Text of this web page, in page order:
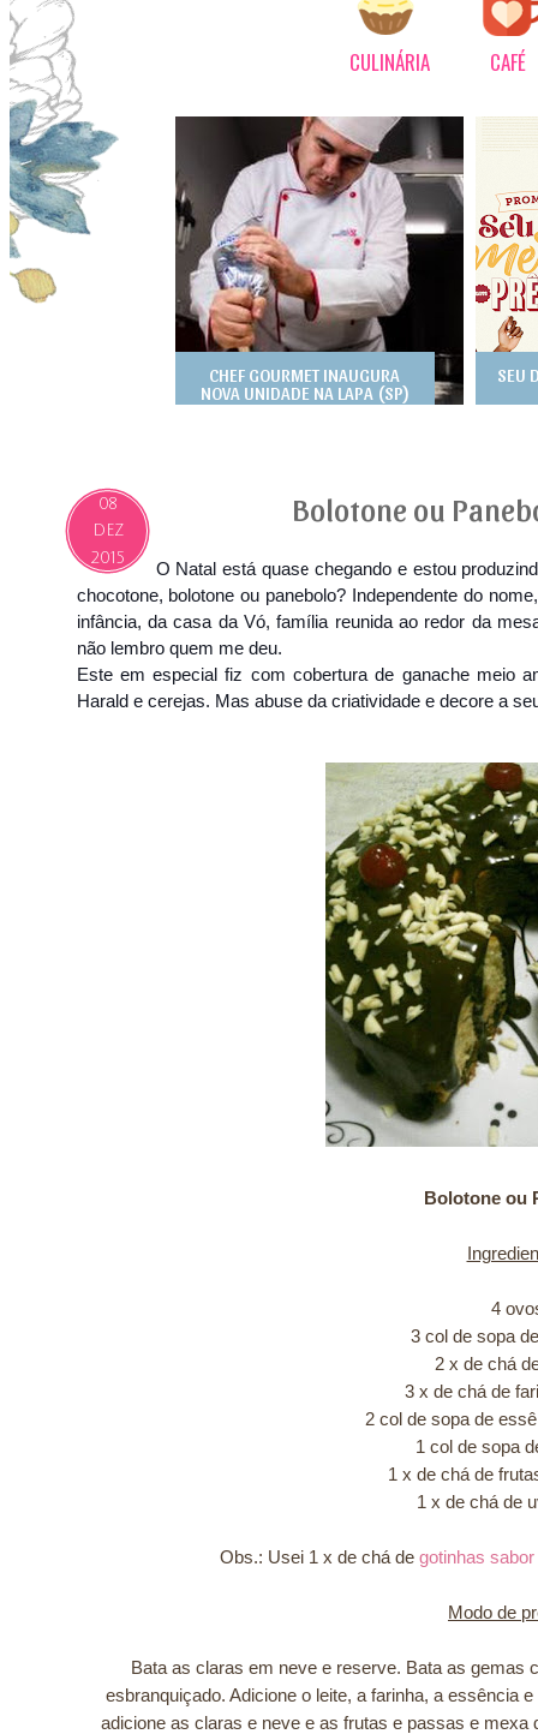
CULINÁRIA CAFÉ
CHEF GOURMET INAUGURA
NOVA UNIDADE NA LAPA (SP)
SEU
08
DEZ
2015
Bolotone ou
O Natal está quase chegando e estou
chocotone, bolotone ou panebolo? Independente do
infância, da casa da Vó, família reunida ao redor da
não lembro quem me deu.
Este em especial fiz com cobertura de ganache meio
Harald e cerejas. Mas abuse da criatividade e decore a
Bolotone ou
4
3 col de sopa
2 x de chá
3 x de chá de
2 col de sopa de
1 col de sopa
1 x de chá de
1 x de chá de
Obs.: Usei 1 x de chá de gotinhas
Modo de
Bata as claras em neve e reserve. Bata as gemas
esbranquiçado. Adicione o leite, a farinha, a essência
adicione as claras e neve e as frutas e passas e